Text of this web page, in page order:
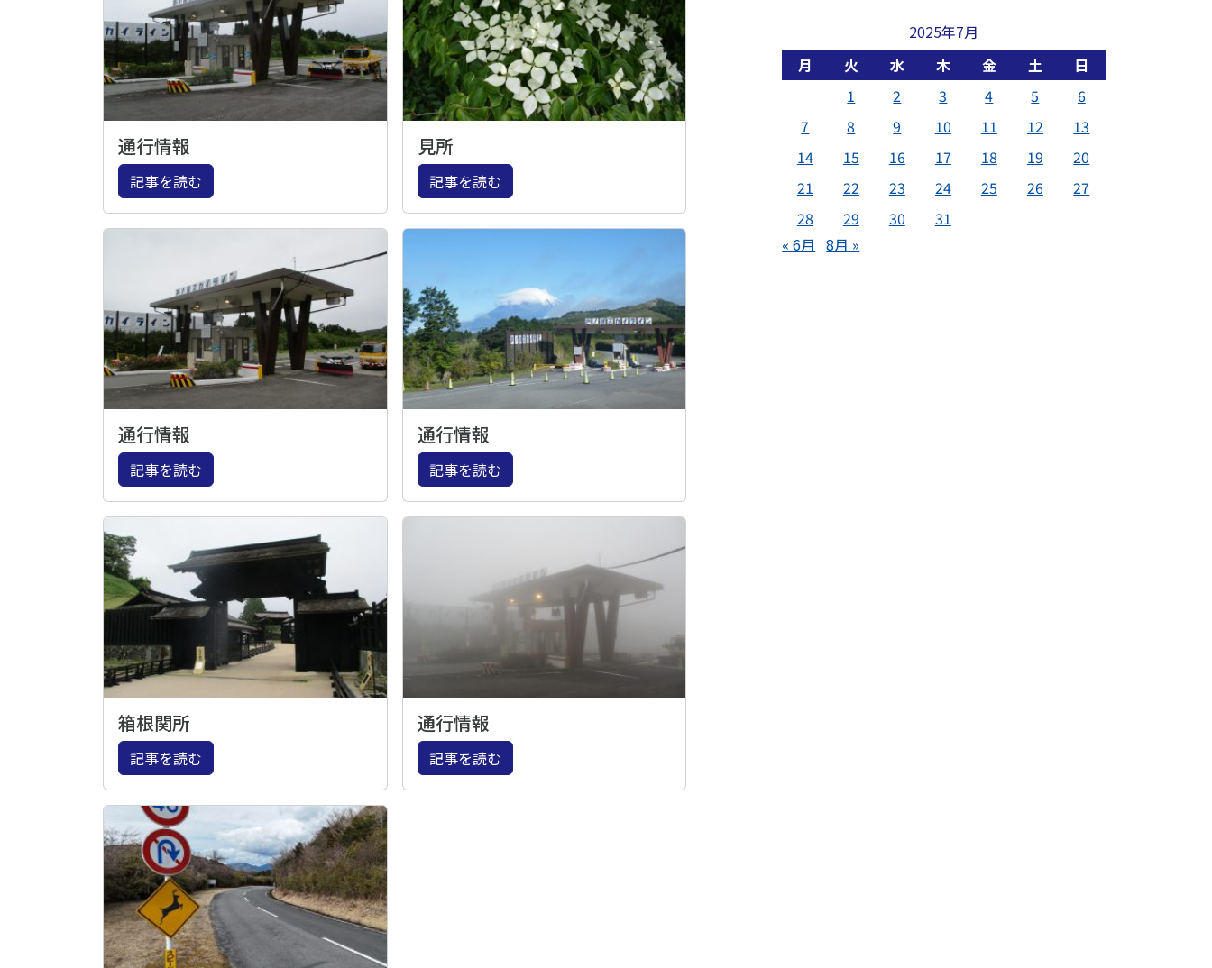
通行情報
記事を読む
見所
記事を読む
通行情報
記事を読む
通行情報
記事を読む
箱根関所
記事を読む
通行情報
記事を読む
2025年7月
月
火 水 木 金 土
日
1
2 3 4 5
6
7
8 9 10 11 12
13
14
15 16 17 18 19
20
21
22 23 24 25 26
27
28
29 30
31
« 6月 8月 »